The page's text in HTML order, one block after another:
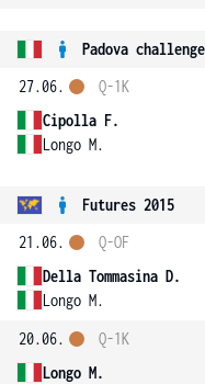
Padova
27.06.
Cipolla F.
Longo M.
Q-1K
Futures 2015
21.06.
Della Tommasina D.
Longo M.
Q-OF
20.06.
Longo M.
Q-1K